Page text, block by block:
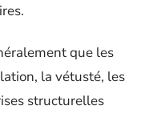
que les
la vétusté, les
structurelles